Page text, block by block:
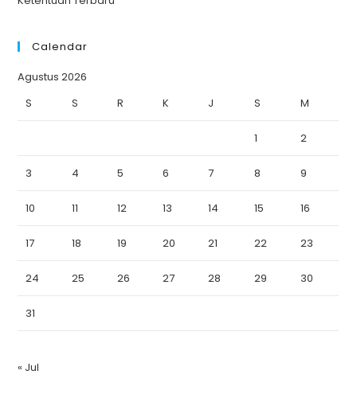
Calendar
Agustus 2026
S
S R K J S M
1 2
3 4 5 6 7 8 9
10 11 12 13 14 15 16
17 18 19 20 21 22 23
24 25 26 27 28 29 30
31
« Jul